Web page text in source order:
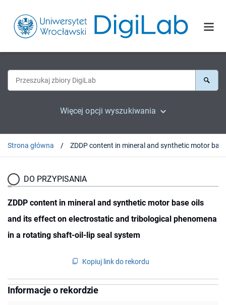
Więcej opcji wyszukiwania
Strona główna
DO PRZYPISANIA
ZDDP content in mineral and synthetic motor base oils
and its effect on electrostatic and tribological phenomena
in a rotating shaft-oil-lip seal system
Kopiuj link do rekordu
Informacje o rekordzie